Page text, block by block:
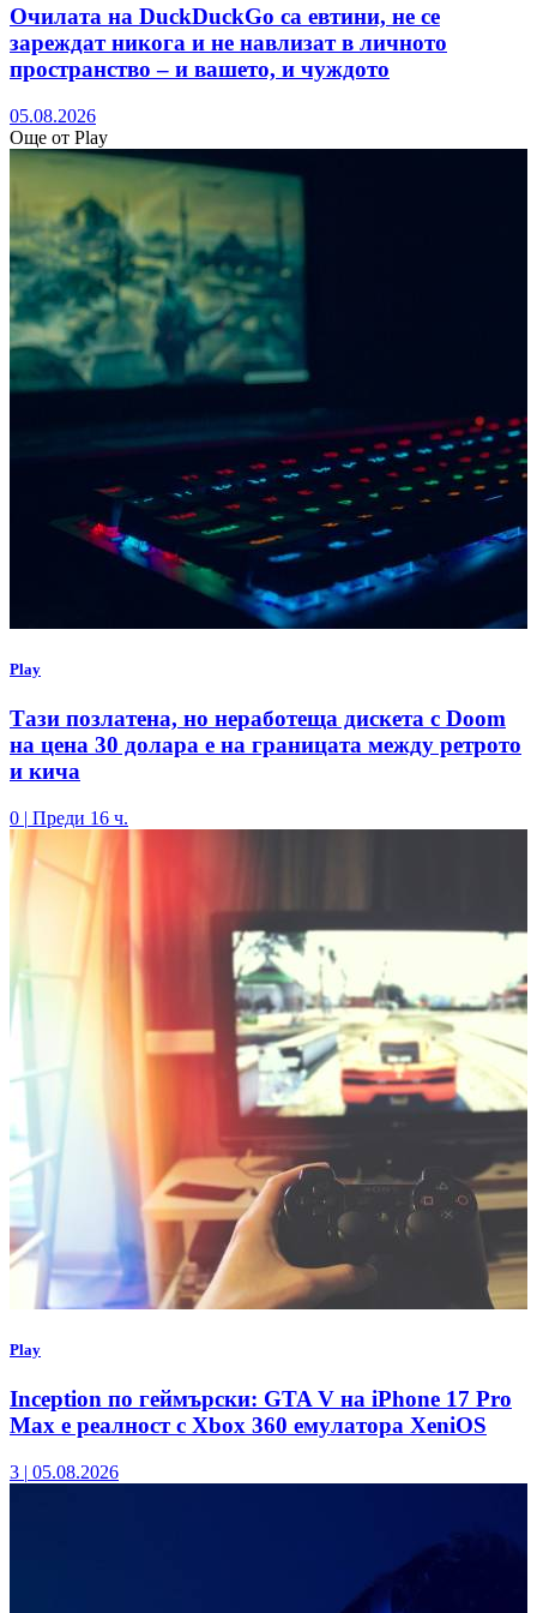
Очилата на DuckDuckGo са евтини, не се
зареждат никога и не навлизат в личното
пространство – и вашето, и чуждото
05.08.2026
Още от Play
Play
Тази позлатена, но неработеща дискета с Doom
на цена 30 долара е на границата между ретрото
и кича
0 | Преди 16 ч.
Play
Inception по геймърски: GTA V на iPhone 17 Pro
Max е реалност с Xbox 360 емулатора XeniOS
3 | 05.08.2026